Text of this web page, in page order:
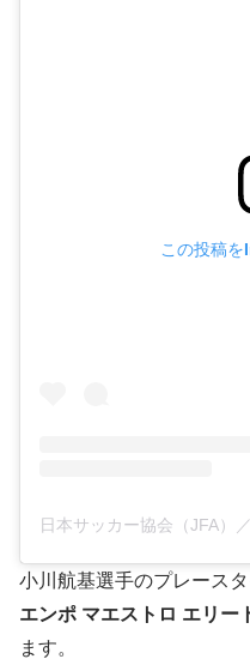
この投稿
小川航基選手のプレースタ
エンポ マエストロ エリー
ます。